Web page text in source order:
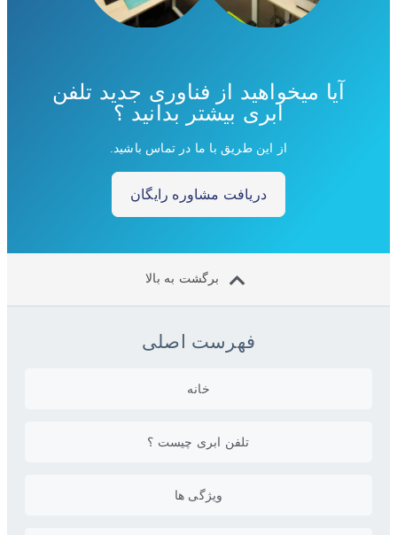
آیا میخواهید از فناوری جدید تلفن
ابری بیشتر بدانید ؟
از این طریق با ما در تماس باشید.
دریافت مشاوره رایگان
برگشت به بالا
فهرست اصلی
خانه
تلفن ابری چیست ؟
ویژگی ها